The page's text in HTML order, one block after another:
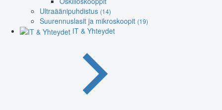
Ultraäänipuhdistus (14)
Suurennuslasit ja mikroskoopit (19)
IT & Yhteydet